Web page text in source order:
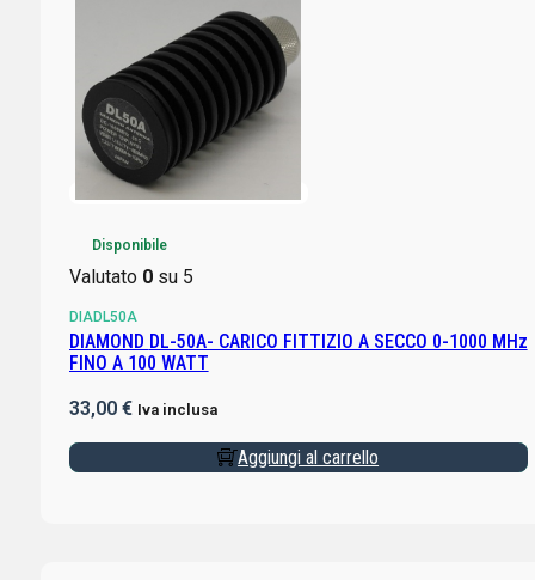
Disponibile
Valutato 0su 5
DIADL50A
DIAMOND DL-50A- CARICO FITTIZIO A SECCO 0-1000 MHz
FINO A 100 WATT
33,00 € Iva inclusa
Aggiungi al carrello